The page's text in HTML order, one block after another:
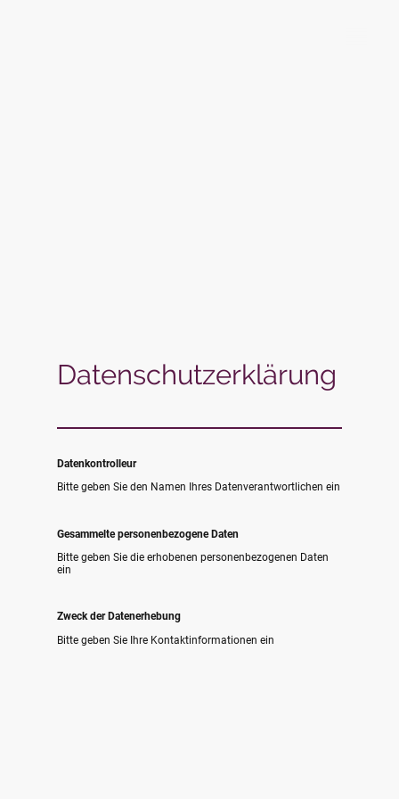
Datenschutzerklärung
Datenkontrolleur
Bitte geben Sie den Namen Ihres Datenverantwortlichen ein
Gesammelte personenbezogene Daten
Bitte geben Sie die erhobenen personenbezogenen Daten
ein
Zweck der Datenerhebung
Bitte geben Sie Ihre Kontaktinformationen ein